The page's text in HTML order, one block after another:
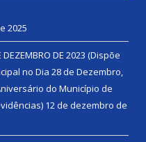
2025
DEZEMBRO DE 2023 (Dispõe
no Dia 28 de Dezembro,
do Município de
12 de dezembro de